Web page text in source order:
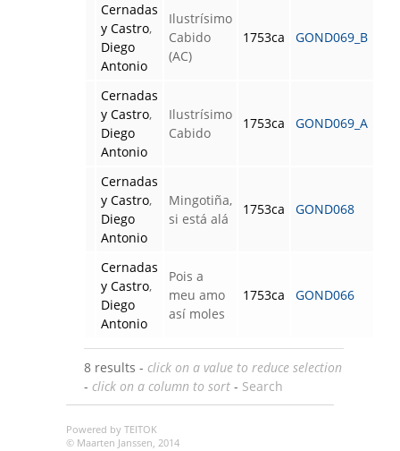
Cernadas
y Castro,
Diego
Antonio
Ilustrísimo
Cabido
(AC)
1753ca GOND069_B
Cernadas
y Castro,
Diego
Antonio
Ilustrísimo
Cabido
1753ca GOND069_A
Cernadas
y Castro,
Diego
Antonio
Mingotiña,
si está alá
1753ca GOND068
Cernadas
y Castro,
Diego
Antonio
Pois a
meu amo
así moles
1753ca GOND066
8 results - click on a value to reduce selection
- click on a column to sort - Search
Powered by TEITOK
© Maarten Janssen, 2014